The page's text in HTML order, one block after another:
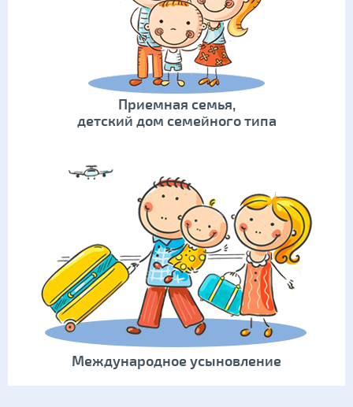
Приемная семья,
детский дом семейного типа
Международное усыновление